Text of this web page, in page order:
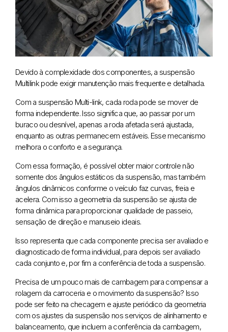
Devido à complexidade dos componentes, a suspensão
Multilink pode exigir manutenção mais frequente e detalhada.
Com a suspensão Multi-link, cada roda pode se mover de
forma independente. Isso significa que, ao passar por um
buraco ou desnível, apenas a roda afetada será ajustada,
enquanto as outras permanecem estáveis. Esse mecanismo
melhora o conforto e a segurança.
Com essa formação, é possível obter maior controle não
somente dos ângulos estáticos da suspensão, mas também
ângulos dinâmicos conforme o veículo faz curvas, freia e
acelera. Com isso a geometria da suspensão se ajusta de
forma dinâmica para proporcionar qualidade de passeio,
sensação de direção e manuseio ideais.
Isso representa que cada componente precisa ser avaliado e
diagnosticado de forma individual, para depois ser avaliado
cada conjunto e, por fim a conferência de toda a suspensão.
Precisa de um pouco mais de cambagem para compensar a
rolagem da carroceria e o movimento da suspensão? Isso
pode ser feito na checagem e ajuste periódico da geometria
com os ajustes da suspensão nos serviços de alinhamento e
balanceamento, que incluem a conferência da cambagem,